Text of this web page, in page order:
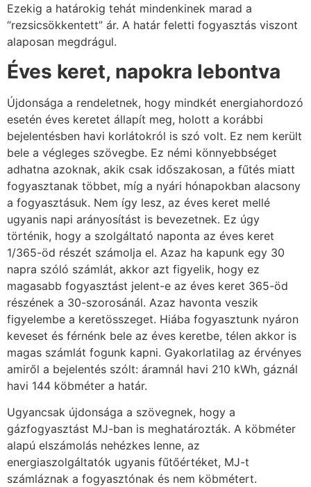
Ezekig a határokig tehát mindenkinek marad a
“rezsicsökkentett” ár. A határ feletti fogyasztás viszont
alaposan megdrágul.
Éves keret, napokra lebontva
Újdonsága a rendeletnek, hogy mindkét energiahordozó
esetén éves keretet állapít meg, holott a korábbi
bejelentésben havi korlátokról is szó volt. Ez nem került
bele a végleges szövegbe. Ez némi könnyebbséget
adhatna azoknak, akik csak időszakosan, a fűtés miatt
fogyasztanak többet, míg a nyári hónapokban alacsony
a fogyasztásuk. Nem így lesz, az éves keret mellé
ugyanis napi arányosítást is bevezetnek. Ez úgy
történik, hogy a szolgáltató naponta az éves keret
1/365-öd részét számolja el. Azaz ha kapunk egy 30
napra szóló számlát, akkor azt figyelik, hogy ez
magasabb fogyasztást jelent-e az éves keret 365-öd
részének a 30-szorosánál. Azaz havonta veszik
figyelembe a keretösszeget. Hiába fogyasztunk nyáron
keveset és férnénk bele az éves keretbe, télen akkor is
magas számlát fogunk kapni. Gyakorlatilag az érvényes
amiről a bejelentés szólt: áramnál havi 210 kWh, gáznál
havi 144 köbméter a határ.
Ugyancsak újdonsága a szövegnek, hogy a
gázfogyasztást MJ-ban is meghatározták. A köbméter
alapú elszámolás nehézkes lenne, az
energiaszolgáltatók ugyanis fűtőértéket, MJ-t
számláznak a fogyasztónak és nem köbmétert.